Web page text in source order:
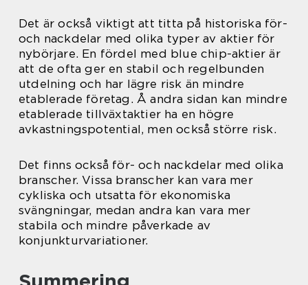
Det är också viktigt att titta på historiska för-
och nackdelar med olika typer av aktier för
nybörjare. En fördel med blue chip-aktier är
att de ofta ger en stabil och regelbunden
utdelning och har lägre risk än mindre
etablerade företag. Å andra sidan kan mindre
etablerade tillväxtaktier ha en högre
avkastningspotential, men också större risk.
Det finns också för- och nackdelar med olika
branscher. Vissa branscher kan vara mer
cykliska och utsatta för ekonomiska
svängningar, medan andra kan vara mer
stabila och mindre påverkade av
konjunkturvariationer.